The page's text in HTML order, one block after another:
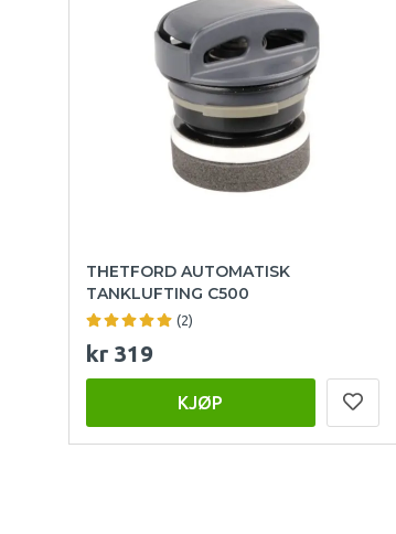
THETFORD AUTOMATISK
TANKLUFTING C500
(2)
kr 319
KJØP